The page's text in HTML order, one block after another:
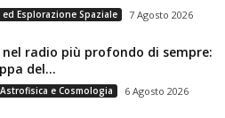
Esplorazione Spaziale 7 Agosto 2026
nel radio più profondo di sempre:
del...
e Cosmologia 6 Agosto 2026